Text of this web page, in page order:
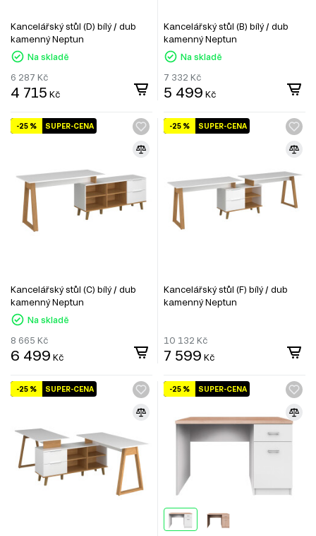
Kancelářský stůl (D) bílý / dub
kamenný Neptun
Na skladě
6 287 Kč
4 715 Kč
Kancelářský stůl (B) bílý / dub
kamenný Neptun
Na skladě
7 332 Kč
5 499 Kč
SUPER-CENA
-25 %
Kancelářský stůl (C) bílý / dub
kamenný Neptun
Na skladě
8 665 Kč
6 499 Kč
SUPER-CENA
-25 %
Kancelářský stůl (F) bílý / dub
kamenný Neptun
10 132 Kč
7 599 Kč
SUPER-CENA
-25 % SUPER-CENA
-25 %